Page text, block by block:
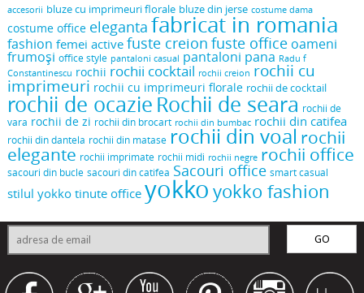
accesorii bluze cu imprimeuri florale bluze din jerse costume dama
costume office eleganta fabricat in romania
fashion femei active fuste creion fuste office oameni
frumoși office style pantaloni casual pantaloni pana Radu f
Constantinescu rochii rochii cocktail rochii creion rochii cu
imprimeuri rochii cu imprimeuri florale rochii de cocktail
rochii de ocazie Rochii de seara rochii de
vara rochii de zi rochii din brocart rochii din bumbac rochii din catifea
rochii din dantela rochii din matase rochii din voal rochii
elegante rochii imprimate rochii midi rochii negre rochii office
sacouri din bucle sacouri din catifea Sacouri office smart casual
stilul yokko tinute office yokko yokko fashion